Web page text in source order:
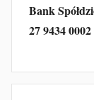
Bank
27 9434